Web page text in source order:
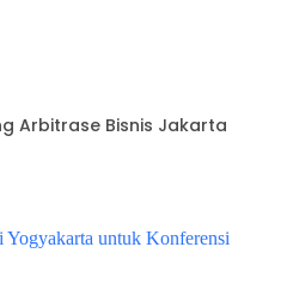
Arbitrase Bisnis Jakarta